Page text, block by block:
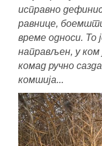
исправно
равнице,
време односи. То
направљен, у ком
комад ручно
комшија...